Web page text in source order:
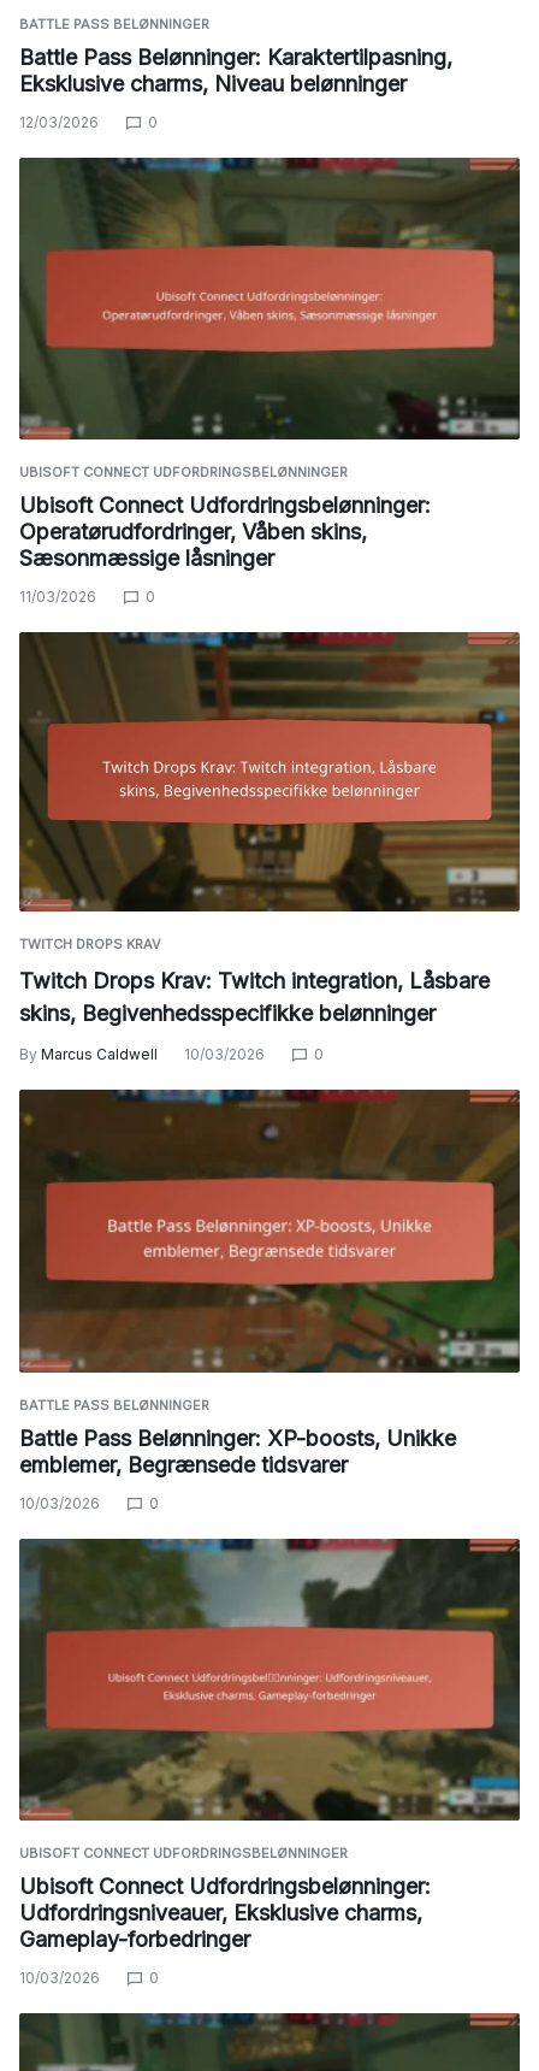
BATTLE PASS BELØNNINGER
Battle Pass Belønninger: Karaktertilpasning,
Eksklusive charms, Niveau belønninger
12/03/2026 0
UBISOFT CONNECT UDFORDRINGSBELØNNINGER
Ubisoft Connect Udfordringsbelønninger:
Operatørudfordringer, Våben skins,
Sæsonmæssige låsninger
11/03/2026 0
TWITCH DROPS KRAV
Twitch Drops Krav: Twitch integration, Låsbare
skins, Begivenhedsspecifikke belønninger
By Marcus Caldwell 10/03/2026 0
BATTLE PASS BELØNNINGER
Battle Pass Belønninger: XP-boosts, Unikke
emblemer, Begrænsede tidsvarer
10/03/2026 0
UBISOFT CONNECT UDFORDRINGSBELØNNINGER
Ubisoft Connect Udfordringsbelønninger:
Udfordringsniveauer, Eksklusive charms,
Gameplay-forbedringer
10/03/2026 0